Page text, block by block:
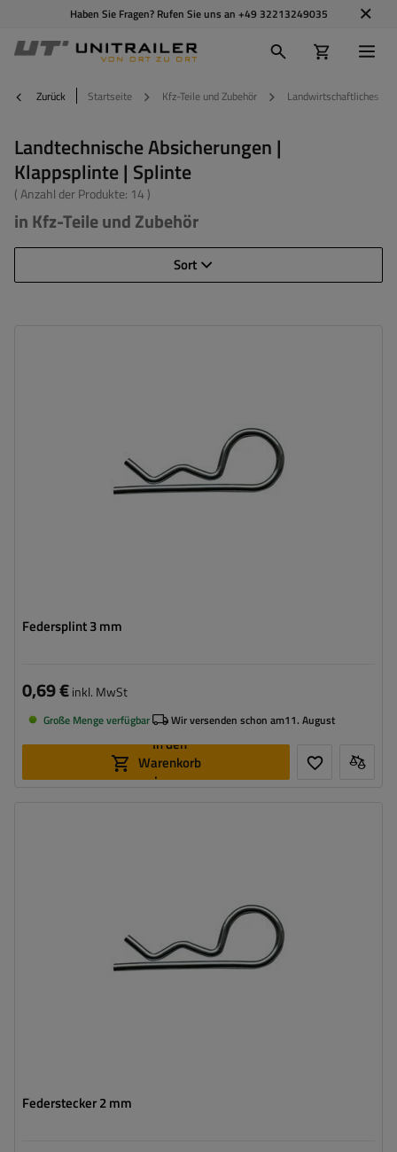
Haben Sie Fragen? Rufen Sie uns an +49 32213249035
Zurück Startseite Kfz-Teile und Zubehör Landwirtschaftliches
Landtechnische Absicherungen |
Klappsplinte | Splinte
( Anzahl der Produkte: 14 )
in Kfz-Teile und Zubehör
Sort
Federsplint 3 mm
0,69 €inkl. MwSt
Große Menge verfügbar Wir versenden schon am11. August
In den
Warenkorb
legen
Federstecker 2 mm